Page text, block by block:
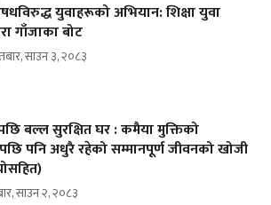
युवाहरूको अभियान: शिक्षा युवा
गाँजाका बोट
साउन ३, २०८३
बल्ल सुरक्षित घर : कमैया मुक्तिको
पनि अधुरै रहेको सम्मानपूर्ण जीवनको खोजी
साउन २, २०८३